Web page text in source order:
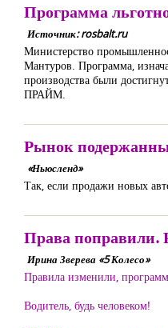
Программа
Источник: rosbalt.ru
Министерство
Мантуров. Программа,
производства были
ПРАЙМ.
Рынок
«Ньюсленд»
Так, если продажи новых
Права поправили.
Ирина Зверева «5 Колесо»
Правила изменили,
Водитель, будь человеком!